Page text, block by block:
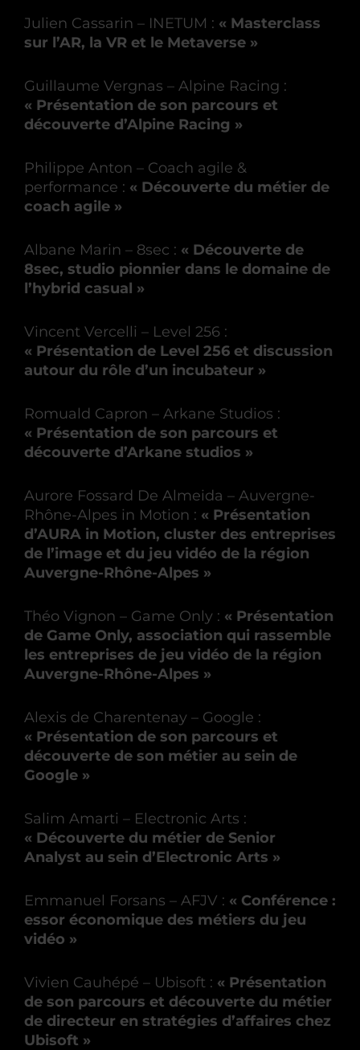
Julien Cassarin – INETUM : « Masterclass
sur l’AR, la VR et le Metaverse »
Guillaume Vergnas – Alpine Racing :
« Présentation de son parcours et
découverte d’Alpine Racing »
Philippe Anton – Coach agile &
performance : « Découverte du métier de
coach agile »
Albane Marin – 8sec : « Découverte de
8sec, studio pionnier dans le domaine de
l’hybrid casual »
Vincent Vercelli – Level 256 :
« Présentation de Level 256 et discussion
autour du rôle d’un incubateur »
Romuald Capron – Arkane Studios :
« Présentation de son parcours et
découverte d’Arkane studios »
Aurore Fossard De Almeida – Auvergne-
Rhône-Alpes in Motion : « Présentation
d’AURA in Motion, cluster des entreprises
de l’image et du jeu vidéo de la région
Auvergne-Rhône-Alpes »
Théo Vignon – Game Only : « Présentation
de Game Only, association qui rassemble
les entreprises de jeu vidéo de la région
Auvergne-Rhône-Alpes »
Alexis de Charentenay – Google :
« Présentation de son parcours et
découverte de son métier au sein de
Google »
Salim Amarti – Electronic Arts :
« Découverte du métier de Senior
Analyst au sein d’Electronic Arts »
Emmanuel Forsans – AFJV : « Conférence :
essor économique des métiers du jeu
vidéo »
Vivien Cauhépé – Ubisoft : « Présentation
de son parcours et découverte du métier
de directeur en stratégies d’affaires chez
Ubisoft »